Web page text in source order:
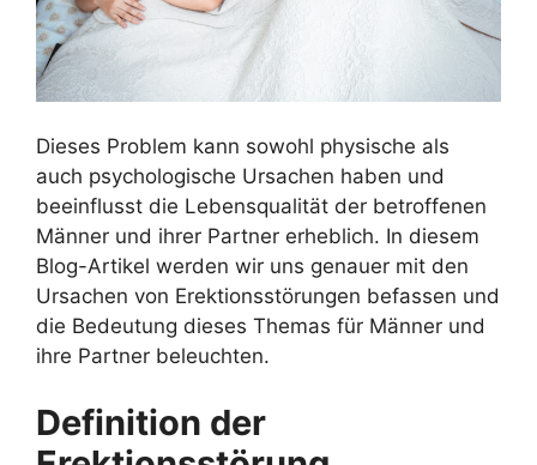
Dieses Problem kann sowohl physische als
auch psychologische Ursachen haben und
beeinflusst die Lebensqualität der betroffenen
Männer und ihrer Partner erheblich. In diesem
Blog-Artikel werden wir uns genauer mit den
Ursachen von Erektionsstörungen befassen und
die Bedeutung dieses Themas für Männer und
ihre Partner beleuchten.
Definition der